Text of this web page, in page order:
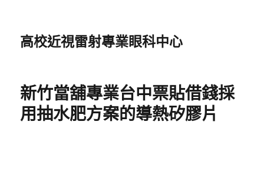
高校近視雷射專業眼科中心
新竹當舖專業台中票貼借錢採
用抽水肥方案的導熱矽膠片